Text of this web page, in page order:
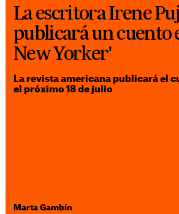
La escritora Irene
publicará un cuento
New Yorker'
La revista americana publicará el
el próximo 18 de julio
Marta Gambín